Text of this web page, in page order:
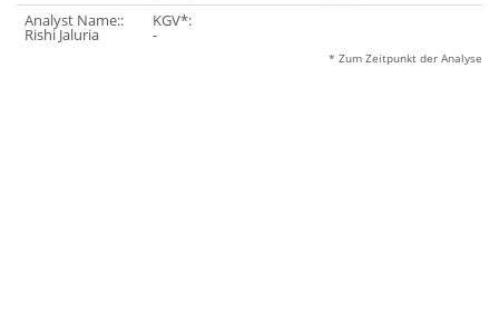
Analyst Name::
Rishi Jaluria
KGV*:
-
* Zum Zeitpunkt der Analyse